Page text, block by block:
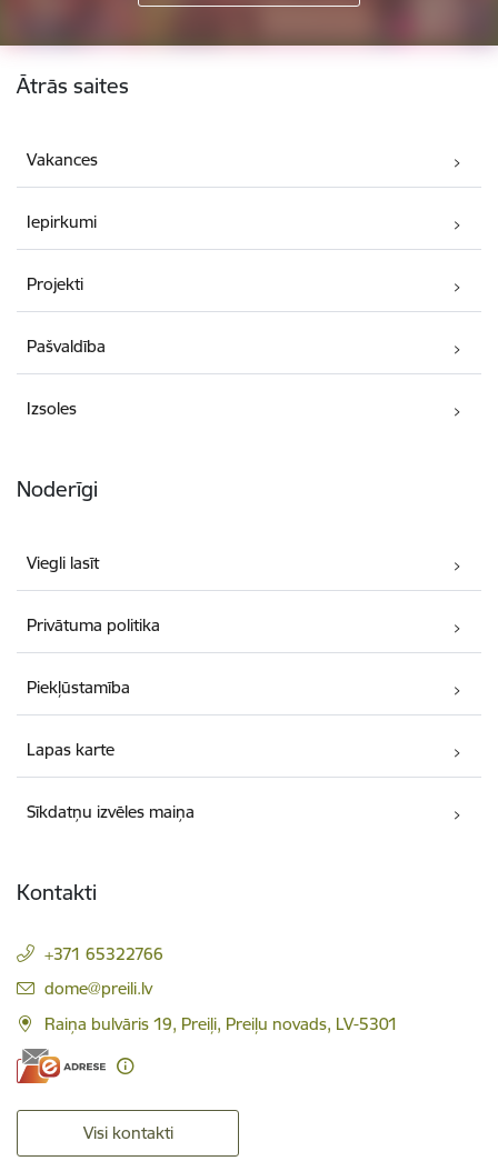
Kājene
Ātrās saites
Vakances
Iepirkumi
Projekti
Pašvaldība
Izsoles
Noderīgi
Viegli lasīt
Privātuma politika
Piekļūstamība
Lapas karte
Sīkdatņu izvēles maiņa
Kontakti
+371 65322766
E-pasts:
dome@preili.lv
Raiņa bulvāris 19, Preiļi, Preiļu novads, LV-5301
Visi kontakti